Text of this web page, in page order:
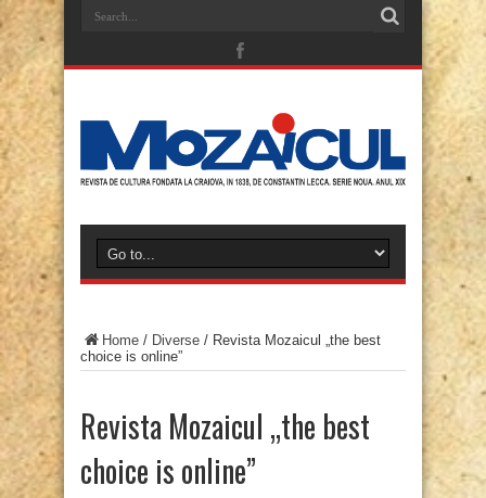
Home / Diverse / Revista Mozaicul „the best
choice is online”
Revista Mozaicul „the best
choice is online”